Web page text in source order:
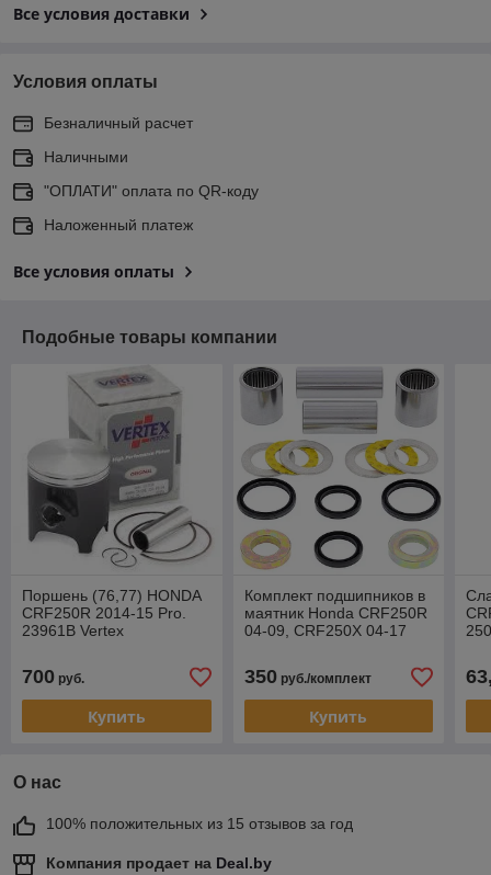
Все условия доставки
Условия оплаты
Безналичный расчет
Наличными
"ОПЛАТИ" оплата по QR-коду
Наложенный платеж
Все условия оплаты
Подобные товары компании
Поршень (76,77) HONDA
CRF250R 2014-15 Pro.
23961B Vertex
700 руб.
Купить
Комплект подшипников в
маятник Honda CRF250R
04-09, CRF250X 04-17
350руб./комплект
Купить
О нас
100% положительных из 15 отзывов за год
Компания продает на Deal.by